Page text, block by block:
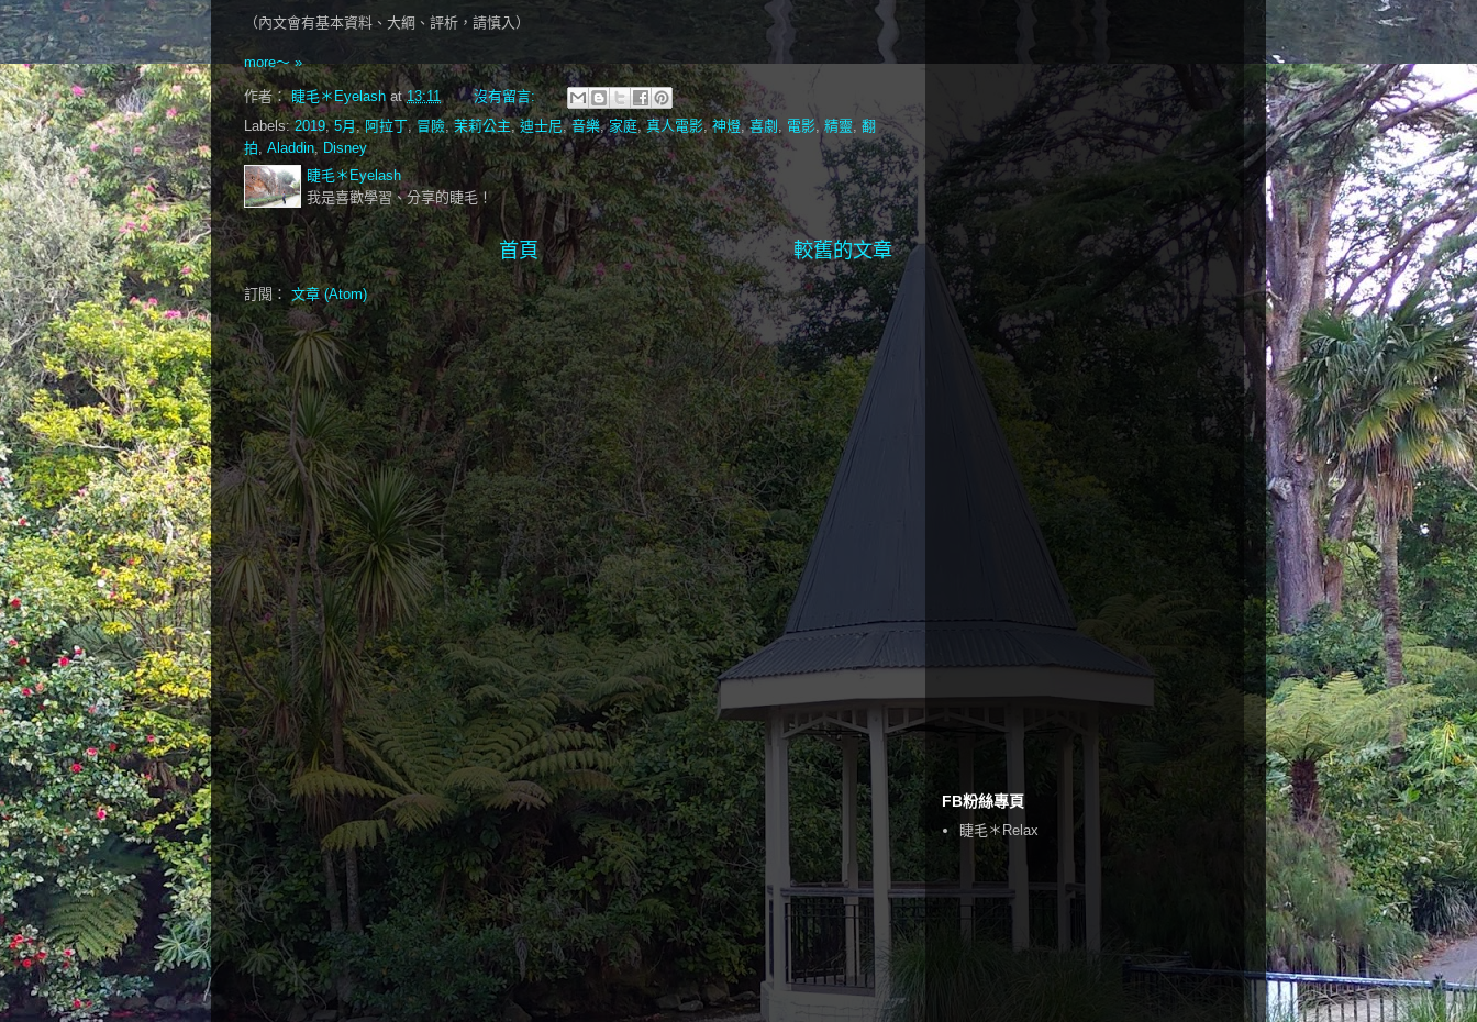
（內文會有基本資料、大綱、評析，請慎入）
more～ »
作者：睫毛＊Eyelash at13:11
沒有留言:
Labels:2019,5月,阿拉丁,冒險,茉莉公主,迪士尼,音樂,家庭,真人電影,神燈,喜劇 電影, 精靈 翻
拍 Aladdin, Disney
睫毛＊Eyelash
我是喜歡學習、分享的睫毛！
較舊的文章
首頁
訂閱： 文章 (Atom)
FB粉絲專頁
睫毛＊Relax